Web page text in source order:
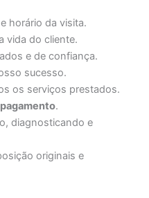
horário da visita.
vida do cliente.
e de confiança.
sucesso.
os serviços prestados.
.
diagnosticando e
originais e